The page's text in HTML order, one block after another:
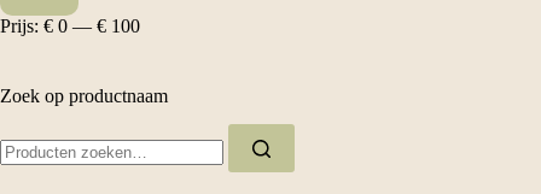
Prijs: € 0 — € 100
Zoek op productnaam
naar: